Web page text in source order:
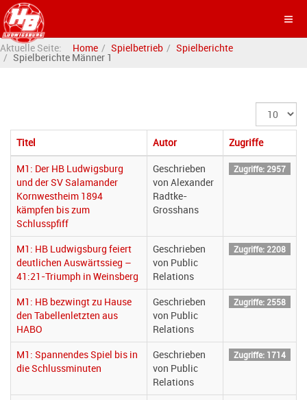
Aktuelle Seite: Home Spielbetrieb Spielberichte
Spielberichte Männer 1
Anzeige
#
Titel
Autor
Zugriffe
M1: Der HB Ludwigsburg
und der SV Salamander
Kornwestheim 1894
kämpfen bis zum
Schlusspfiff
Geschrieben
von Alexander
Radtke-
Grosshans
Zugriffe: 2957
M1: HB Ludwigsburg feiert
deutlichen Auswärtssieg –
41:21-Triumph in Weinsberg
Geschrieben
von Public
Relations
Zugriffe: 2208
M1: HB bezwingt zu Hause
den Tabellenletzten aus
HABO
Geschrieben
von Public
Relations
Zugriffe: 2558
M1: Spannendes Spiel bis in
die Schlussminuten
Geschrieben
von Public
Relations
Zugriffe: 1714